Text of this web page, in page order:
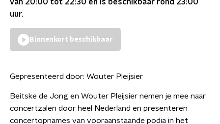
van 20:00 tot 22:30 en is beschikbaar rond 23:00
uur.
Binnenkort beschikbaar
Gepresenteerd door: Wouter Pleijsier
Beitske de Jong en Wouter Pleijsier nemen je mee naar
concertzalen door heel Nederland en presenteren
concertopnames van vooraanstaande podia in het